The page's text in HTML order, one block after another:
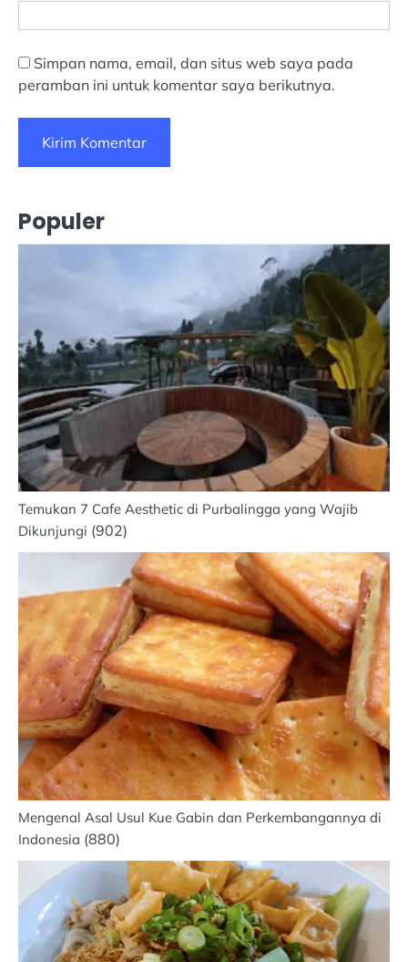
Simpan nama, email, dan situs web saya pada
peramban ini untuk komentar saya berikutnya.
Populer
Temukan 7 Cafe Aesthetic di Purbalingga yang Wajib
Dikunjungi (902)
Mengenal Asal Usul Kue Gabin dan Perkembangannya di
Indonesia (880)